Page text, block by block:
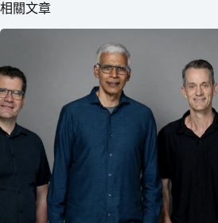
相關文章